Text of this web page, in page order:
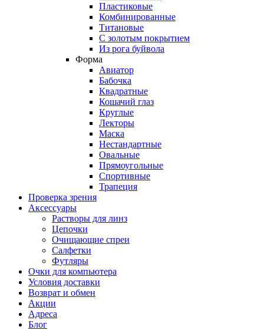
Пластиковые
Комбинированные
Титановые
С золотым покрытием
Из рога буйвола
Форма
Авиатор
Бабочка
Квадратные
Кошачий глаз
Круглые
Лекторы
Маска
Нестандартные
Овальные
Прямоугольные
Спортивные
Трапеция
Проверка зрения
Аксессуары
Растворы для линз
Цепочки
Очищающие спреи
Салфетки
Футляры
Очки для компьютера
Условия доставки
Возврат и обмен
Акции
Адреса
Блог